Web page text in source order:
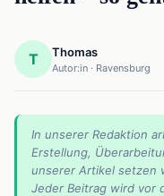
T Thomas
Autor:in · Ravensburg
In unserer Redaktion
Erstellung,
unserer Artikel setzen
Jeder Beitrag wird vor